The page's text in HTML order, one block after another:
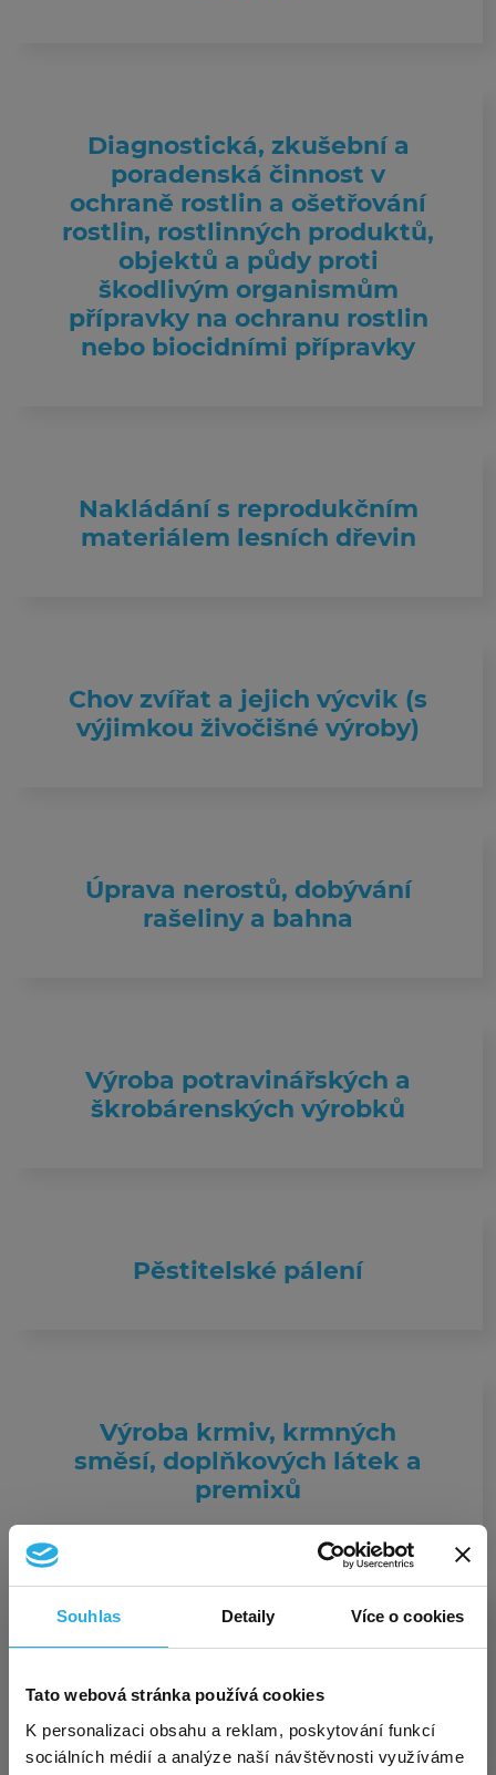
Souhlas Detaily Více o cookies
Tato webová stránka používá cookies
K personalizaci obsahu a reklam, poskytování funkcí
sociálních médií a analýze naší návštěvnosti využíváme
Diagnostická, zkušební a
poradenská činnost v
ochraně rostlin a ošetřování
rostlin, rostlinných produktů,
objektů a půdy proti
škodlivým organismům
přípravky na ochranu rostlin
nebo biocidními přípravky
Nakládání s reprodukčním
materiálem lesních dřevin
Chov zvířat a jejich výcvik (s
výjimkou živočišné výroby)
Úprava nerostů, dobývání
rašeliny a bahna
Výroba potravinářských a
škrobárenských výrobků
Pěstitelské pálení
Výroba krmiv, krmných
směsí, doplňkových látek a
premixů
Výroba textilií, textilních
výrobků, oděvů a oděvních
doplňků
Exkluzivní akce pro nové
zákazníky – virtuální sídlo za
polovinu!